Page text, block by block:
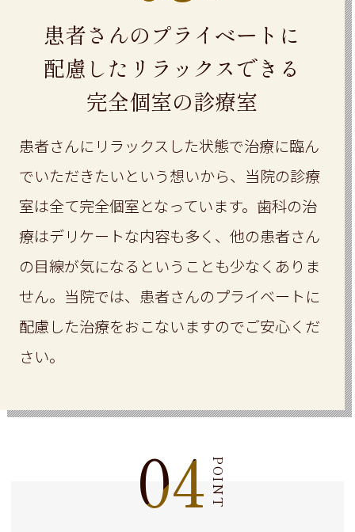
患者さんのプライベートに
配慮したリラックスできる
完全個室の診療室
患者さんにリラックスした状態で治療に臨ん
でいただきたいという想いから、当院の診療
室は全て完全個室となっています。歯科の治
療はデリケートな内容も多く、他の患者さん
の目線が気になるということも少なくありま
せん。当院では、患者さんのプライベートに
配慮した治療をおこないますのでご安心くだ
さい。
04POINT